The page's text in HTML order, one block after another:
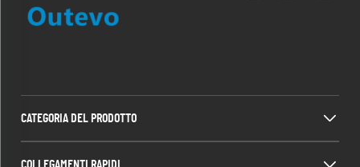
CATEGORIA DEL PRODOTTO